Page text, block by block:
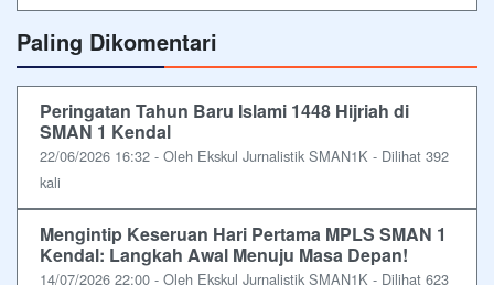
Paling Dikomentari
Peringatan Tahun Baru Islami 1448 Hijriah di
SMAN 1 Kendal
22/06/2026 16:32 - Oleh Ekskul Jurnalistik SMAN1K - Dilihat 392
kali
Mengintip Keseruan Hari Pertama MPLS SMAN 1
Kendal: Langkah Awal Menuju Masa Depan!
14/07/2026 22:00 - Oleh Ekskul Jurnalistik SMAN1K - Dilihat 623